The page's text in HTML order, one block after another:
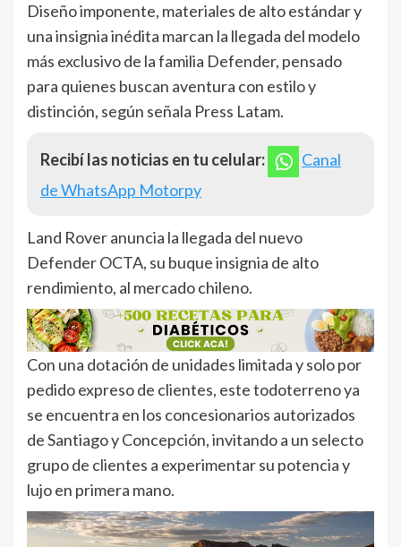
Diseño imponente, materiales de alto estándar y
una insignia inédita marcan la llegada del modelo
más exclusivo de la familia Defender, pensado
para quienes buscan aventura con estilo y
distinción, según señala Press Latam.
Recibí las noticias en tu celular:
Canal
de WhatsApp Motorpy
Land Rover anuncia la llegada del nuevo
Defender OCTA, su buque insignia de alto
rendimiento, al mercado chileno.
Con una dotación de unidades limitada y solo por
pedido expreso de clientes, este todoterreno ya
se encuentra en los concesionarios autorizados
de Santiago y Concepción, invitando a un selecto
grupo de clientes a experimentar su potencia y
lujo en primera mano.